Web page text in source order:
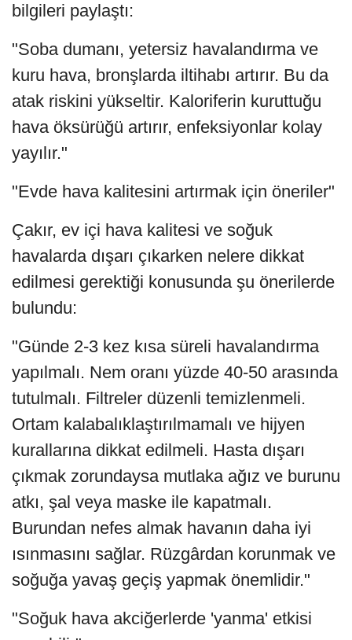
bilgileri paylaştı:
"Soba dumanı, yetersiz havalandırma ve
kuru hava, bronşlarda iltihabı artırır. Bu da
atak riskini yükseltir. Kaloriferin kuruttuğu
hava öksürüğü artırır, enfeksiyonlar kolay
yayılır."
"Evde hava kalitesini artırmak için öneriler"
Çakır, ev içi hava kalitesi ve soğuk
havalarda dışarı çıkarken nelere dikkat
edilmesi gerektiği konusunda şu önerilerde
bulundu:
"Günde 2-3 kez kısa süreli havalandırma
yapılmalı. Nem oranı yüzde 40-50 arasında
tutulmalı. Filtreler düzenli temizlenmeli.
Ortam kalabalıklaştırılmamalı ve hijyen
kurallarına dikkat edilmeli. Hasta dışarı
çıkmak zorundaysa mutlaka ağız ve burunu
atkı, şal veya maske ile kapatmalı.
Burundan nefes almak havanın daha iyi
ısınmasını sağlar. Rüzgârdan korunmak ve
soğuğa yavaş geçiş yapmak önemlidir."
"Soğuk hava akciğerlerde 'yanma' etkisi